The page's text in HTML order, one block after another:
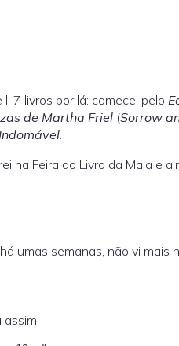
li 7 livros por lá: comecei pelo
de Martha Friel (Sorrow
.
na Feira do Livro da Maia e
há umas semanas, não vi mais
assim: